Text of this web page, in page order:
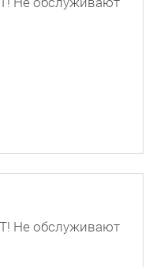
Не обслуживают